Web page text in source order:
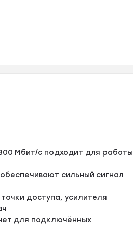
Мбит/с подходит для работы
сильный сигнал
доступа, усилителя
для подключённых